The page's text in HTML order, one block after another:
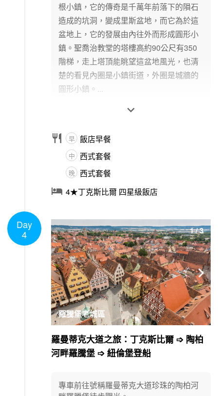
根小鎮，它的傳奇是千萬年前落下的隕石
造成的坑洞，變成里斯盆地，而它為於這
盆地上，它的發展由內往外而形成圓形小
鎮。聖喬治教堂的塔樓高約90公尺有350
階梯，走上塔頂能眺望這盆地風光，也清
楚的看見內圈是小鎮街道，外圈是城牆的
圓形小鎮。...

 早 飯店早餐
中 西式套餐
晚 西式套餐
 4★丁克斯比爾 四星級飯店
Day
4
羅曼蒂克大道之旅：丁克斯比爾 ➩ 陶柏
河畔羅騰堡 ➩ 紐倫堡登船
專車前往號稱羅曼蒂克大道珍珠的陶柏河
羅騰堡老城區
1/3
